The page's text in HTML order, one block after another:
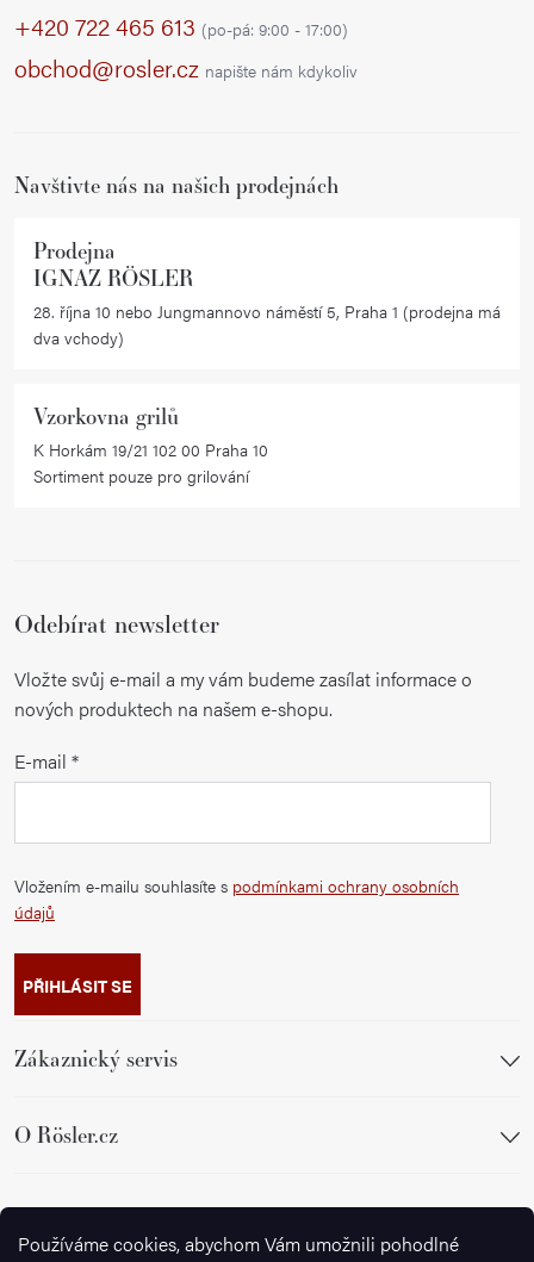
Používáme cookies, abychom Vám umožnili pohodlné
+420 722 465 613 (po-pá: 9:00 - 17:00)
obchod@rosler.cz napište nám kdykoliv
Navštivte nás na našich prodejnách
Prodejna
IGNAZ RÖSLER
28. října 10 nebo Jungmannovo náměstí 5, Praha 1 (prodejna má
dva vchody)
Vzorkovna grilů
K Horkám 19/21 102 00 Praha 10
Sortiment pouze pro grilování
Odebírat newsletter
Vložte svůj e-mail a my vám budeme zasílat informace o
nových produktech na našem e-shopu.
E-mail
Vložením e-mailu souhlasíte s podmínkami ochrany osobních
údajů
PŘIHLÁSIT SE
Zákaznický servis
O Rösler.cz
Sledujte nás